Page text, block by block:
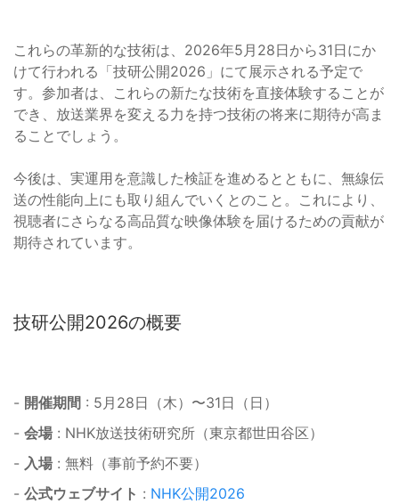
これらの革新的な技術は、2026年5月28日から31日にか
けて行われる「技研公開2026」にて展示される予定で
す。参加者は、これらの新たな技術を直接体験することが
でき、放送業界を変える力を持つ技術の将来に期待が高ま
ることでしょう。
今後は、実運用を意識した検証を進めるとともに、無線伝
送の性能向上にも取り組んでいくとのこと。これにより、
視聴者にさらなる高品質な映像体験を届けるための貢献が
期待されています。
技研公開2026の概要
- 開催期間 : 5月28日（木）〜31日（日）
- 会場 : NHK放送技術研究所（東京都世田谷区）
- 入場 : 無料（事前予約不要）
- 公式ウェブサイト : NHK公開2026